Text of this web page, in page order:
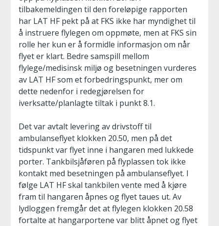
tilbakemeldingen til den foreløpige rapporten
har LAT HF pekt på at FKS ikke har myndighet til
å instruere flylegen om oppmøte, men at FKS sin
rolle her kun er å formidle informasjon om når
flyet er klart. Bedre samspill mellom
flylege/medisinsk miljø og besetningen vurderes
av LAT HF som et forbedringspunkt, mer om
dette nedenfor i redegjørelsen for
iverksatte/planlagte tiltak i punkt 8.1.
Det var avtalt levering av drivstoff til
ambulanseflyet klokken 20.50, men på det
tidspunkt var flyet inne i hangaren med lukkede
porter. Tankbilsjåføren på flyplassen tok ikke
kontakt med besetningen på ambulanseflyet. I
følge LAT HF skal tankbilen vente med å kjøre
fram til hangaren åpnes og flyet taues ut. Av
lydloggen fremgår det at flylegen klokken 20.58
fortalte at hangarportene var blitt åpnet og flyet